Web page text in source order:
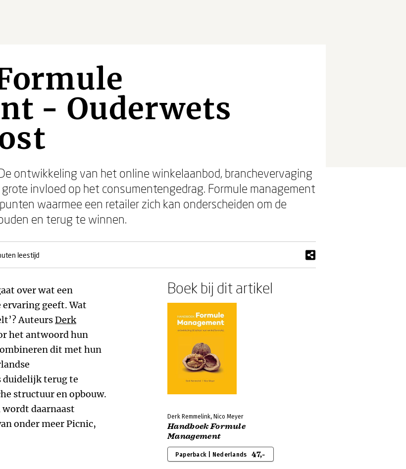
- Ouderwets
ontwikkeling van het online winkelaanbod, branchevervaging
invloed op het consumentengedrag. Formule management
waarmee een retailer zich kan onderscheiden om de
en terug te winnen.
leestijd
over wat een
geeft. Wat
AuteursDerk
het antwoord hun
dit met hun
duidelijk terug te
structuur en opbouw.
daarnaast
onder meer Picnic,
Boek bij dit artikel
Derk Remmelink, Nico Meyer
Handboek Formule
Management
Paperback | Nederlands 47,-